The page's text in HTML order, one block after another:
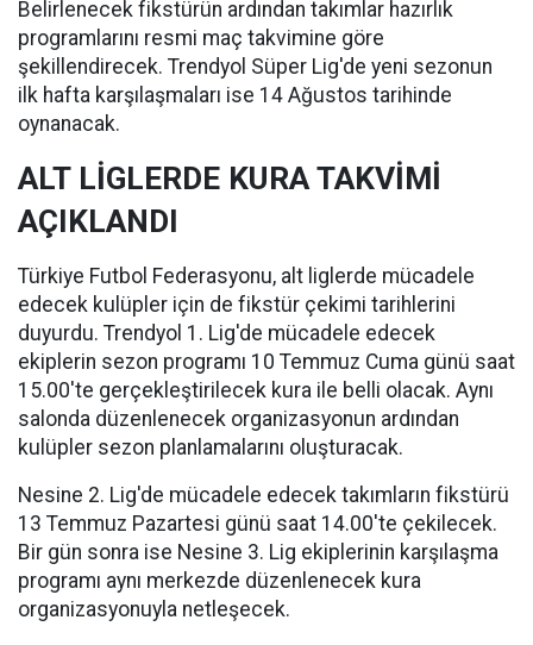
Belirlenecek fikstürün ardından takımlar hazırlık
programlarını resmi maç takvimine göre
şekillendirecek. Trendyol Süper Lig'de yeni sezonun
ilk hafta karşılaşmaları ise 14 Ağustos tarihinde
oynanacak.
ALT LİGLERDE KURA TAKVİMİ
AÇIKLANDI
Türkiye Futbol Federasyonu, alt liglerde mücadele
edecek kulüpler için de fikstür çekimi tarihlerini
duyurdu. Trendyol 1. Lig'de mücadele edecek
ekiplerin sezon programı 10 Temmuz Cuma günü saat
15.00'te gerçekleştirilecek kura ile belli olacak. Aynı
salonda düzenlenecek organizasyonun ardından
kulüpler sezon planlamalarını oluşturacak.
Nesine 2. Lig'de mücadele edecek takımların fikstürü
13 Temmuz Pazartesi günü saat 14.00'te çekilecek.
Bir gün sonra ise Nesine 3. Lig ekiplerinin karşılaşma
programı aynı merkezde düzenlenecek kura
organizasyonuyla netleşecek.